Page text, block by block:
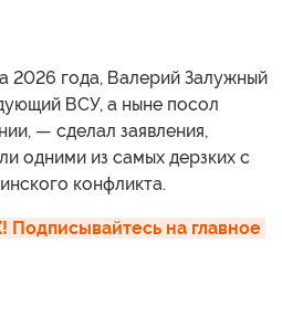
2026 года, Валерий Залужный
ВСУ, а ныне посол
— сделал заявления,
одними из самых дерзких с
конфликта.
Подписывайтесь на главное